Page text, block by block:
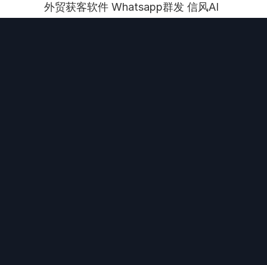
外贸获客软件 Whatsapp群发 信风AI